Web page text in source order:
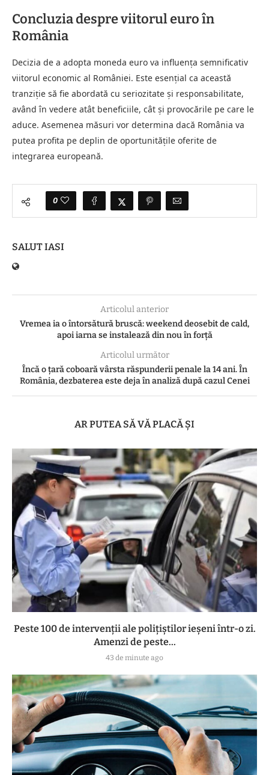
Concluzia despre viitorul euro în
România
Decizia de a adopta moneda euro va influența semnificativ
viitorul economic al României. Este esențial ca această
tranziție să fie abordată cu seriozitate și responsabilitate,
având în vedere atât beneficiile, cât și provocările pe care le
aduce. Asemenea măsuri vor determina dacă România va
putea profita pe deplin de oportunitățile oferite de
integrarea europeană.
0
SALUT IASI
Articolul anterior
Vremea ia o întorsătură bruscă: weekend deosebit de cald,
apoi iarna se instalează din nou în forță
Articolul următor
Încă o țară coboară vârsta răspunderii penale la 14 ani. În
România, dezbaterea este deja în analiză după cazul Cenei
AR PUTEA SĂ VĂ PLACĂ ȘI
Peste 100 de intervenții ale polițiștilor ieșeni într-o zi.
Amenzi de peste...
43 de minute ago